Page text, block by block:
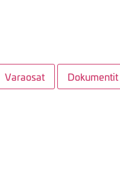
Varaosat Dokumentit